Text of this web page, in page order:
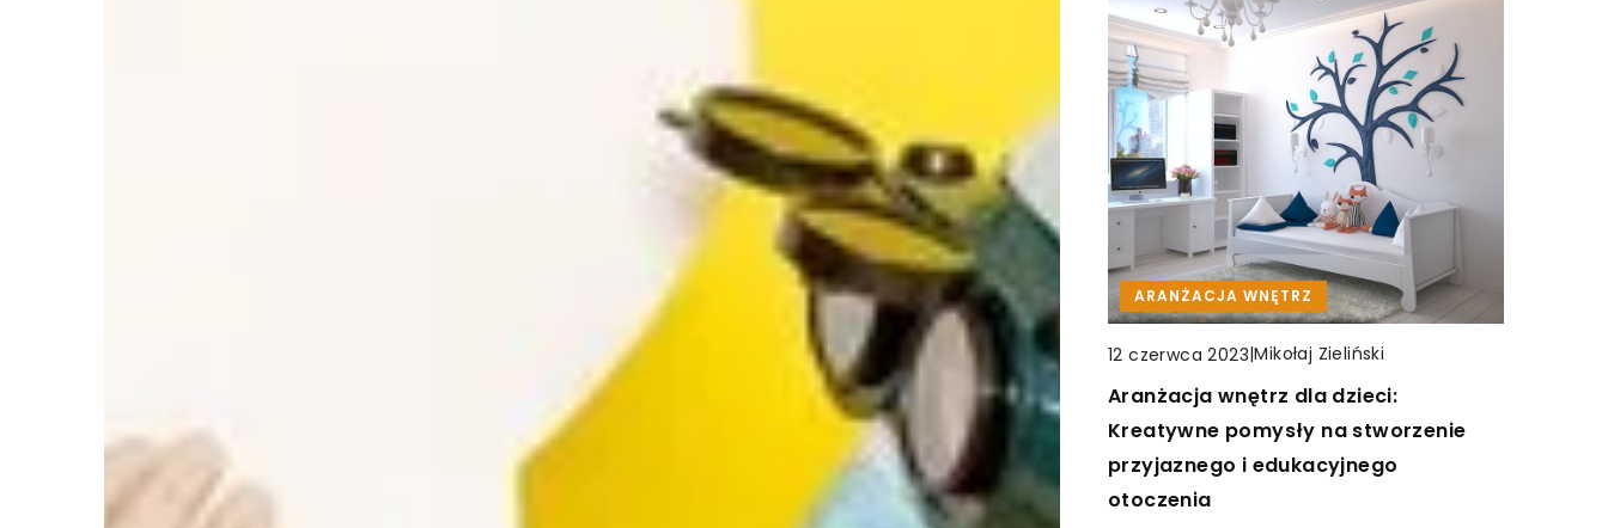
MEBLE DOMOWE MEBLE I DEKORACJE
15 lipca 2024|Beata Tyrchniewicz
Co wyróżnia dobry fotel biurowy?
Poznaj kluczowe cechy, które sprawiają,
że fotel biurowy jest wygodny,
funkcjonalny i zdrowy dla Twojego ciała.
Dowiedz się, jak wybierać najlepszy
produkt.
POKÓJ DZIECIĘCY
29 marca 2023|Amadeusz Keler
Pomysły na aranżację małego pokoju
dziecięcego
Internet pełen jest inspiracji na
urządzenie idealnego dziecięcego
pokoju. Tylko co, kiedy wszystkie zdjęcia,
ARANŻACJA WNĘTRZ
12 czerwca 2023|Mikołaj Zieliński
Aranżacja wnętrz dla dzieci:
Kreatywne pomysły na stworzenie
przyjaznego i edukacyjnego
otoczenia